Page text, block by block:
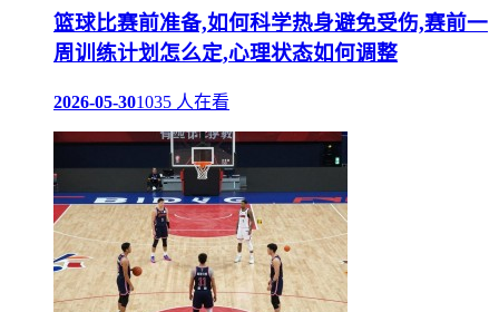
篮球比赛前准备,如何科学热身避免受伤,赛前一
周训练计划怎么定,心理状态如何调整
2026-05-301035 人在看